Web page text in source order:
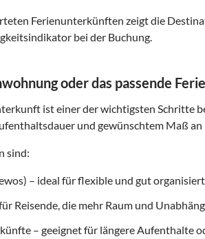
Ferienunterkünften zeigt die
bei der Buchung.
oder das passende
ist einer der wichtigsten Schritte
und gewünschtem Maß
sind:
– ideal für flexible und gut
Reisende, die mehr Raum und
– geeignet für längere Aufenthalte